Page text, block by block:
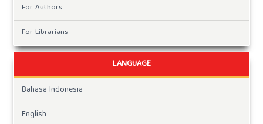
For Authors
For Librarians
LANGUAGE
Bahasa Indonesia
English